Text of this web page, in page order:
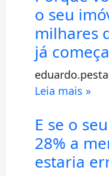
o seu
milhares
já
Leia mais »
E se o
28% a
estaria